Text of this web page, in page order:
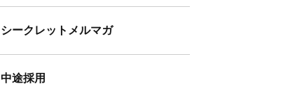
シークレットメルマガ
中途採用